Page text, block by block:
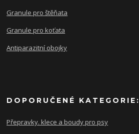
Granule pro štěňata
Granule pro koťata
Antiparazitní obojky
DOPORUČENÉ KATEGORIE:
Přepravky. klece a boudy pro psy